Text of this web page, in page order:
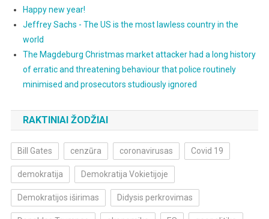
Happy new year!
Jeffrey Sachs - The US is the most lawless country in the
world
The Magdeburg Christmas market attacker had a long history
of erratic and threatening behaviour that police routinely
minimised and prosecutors studiously ignored
RAKTINIAI ŽODŽIAI
Bill Gates cenzūra coronavirusas Covid 19
demokratija Demokratija Vokietijoje
Demokratijos iširimas Didysis perkrovimas